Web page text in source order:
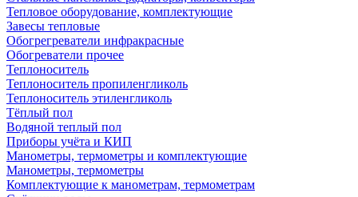
Тепловое оборудование, комплектующие
Завесы тепловые
Обогрегреватели инфракрасные
Обогреватели прочее
Теплоноситель
Теплоноситель пропиленгликоль
Теплоноситель этиленгликоль
Тёплый пол
Водяной теплый пол
Приборы учёта и КИП
Манометры, термометры и комплектующие
Манометры, термометры
Комплектующие к манометрам, термометрам